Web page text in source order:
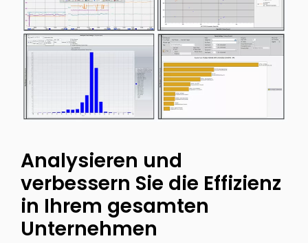
Analysieren und
verbessern Sie die Effizienz
in Ihrem gesamten
Unternehmen​